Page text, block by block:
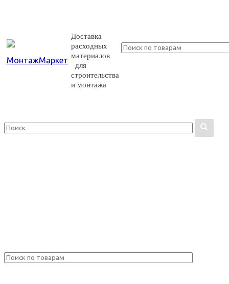
Доставка
расходных
материалов
для
строительства
и монтажа